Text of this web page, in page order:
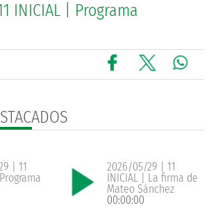
INICIAL | Programa
| 11
2026/05/29 | 11
INICIAL | La firma de
Mateo Sánchez
00:00:00